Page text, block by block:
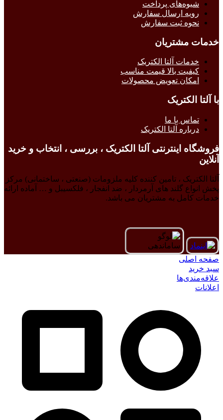
شیوه‌های پرداخت
رویه ارسال سفارش
نحوه ثبت سفارش
خدمات مشتریان
خدمات آلتا الکتریک
کیفیت بالا قیمت مناسب
امکان تعویض محصولات
با آلتا الکتریک
تماس با ما
درباره آلتا الکتریک
فروشگاه اینترنتی آلتا الکتریک ، بررسی ، انتخاب و خرید
آنلاین
آلتا الکتریک ، تامین کننده کلیه ملزومات (صنعتی ، ساختمانی) مرکز
پخش انواع گلند های آرمردار ، ضد انفجار ، فلکسیبل و … آماده ارائه
خدمات کامل به مشتریان می باشد.
صفحه اصلی
سبد خرید
علاقه‌مندی‌ها
اعلانات